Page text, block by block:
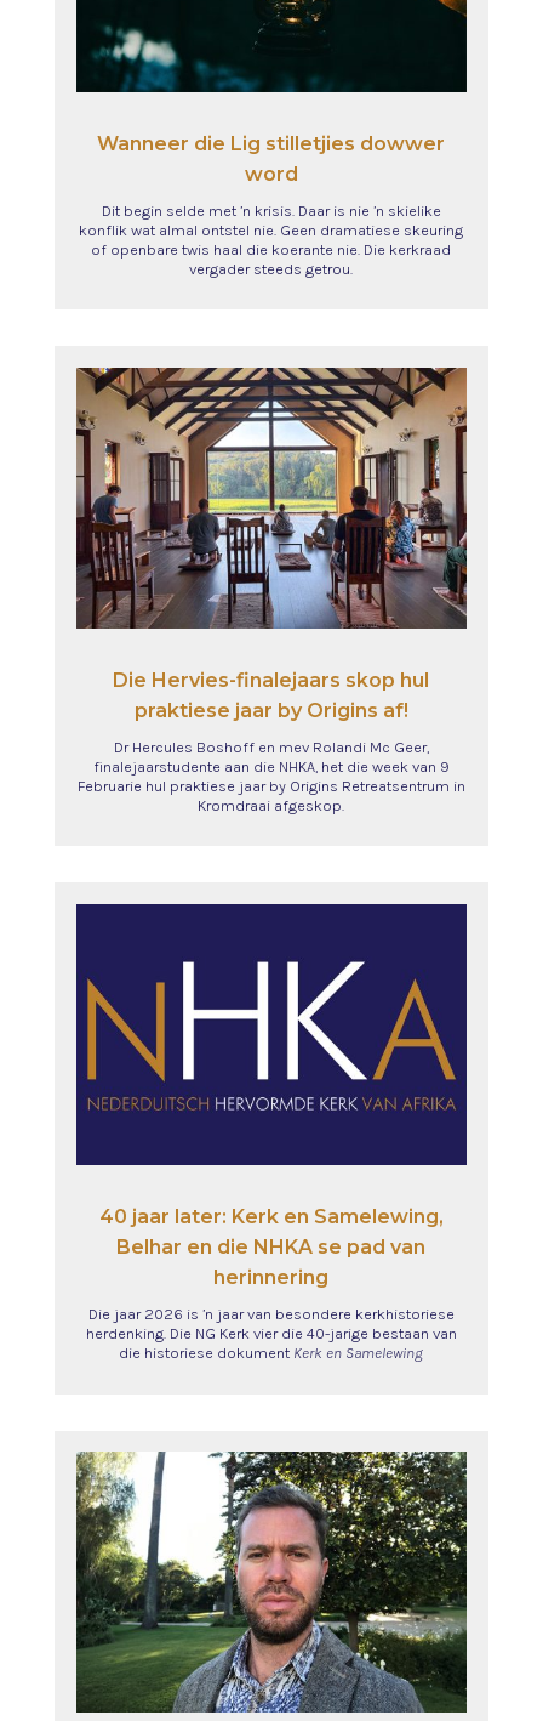
Wanneer die Lig stilletjies dowwer
word
Dit begin selde met ’n krisis. Daar is nie ’n skielike
konflik wat almal ontstel nie. Geen dramatiese skeuring
of openbare twis haal die koerante nie. Die kerkraad
vergader steeds getrou.
Die Hervies-finalejaars skop hul
praktiese jaar by Origins af!
Dr Hercules Boshoff en mev Rolandi Mc Geer,
finalejaarstudente aan die NHKA, het die week van 9
Februarie hul praktiese jaar by Origins Retreatsentrum in
Kromdraai afgeskop.
40 jaar later: Kerk en Samelewing,
Belhar en die NHKA se pad van
herinnering
Die jaar 2026 is ’n jaar van besondere kerkhistoriese
herdenking. Die NG Kerk vier die 40-jarige bestaan van
die historiese dokument Kerk en Samelewing